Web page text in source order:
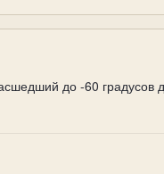
до -60 градусов